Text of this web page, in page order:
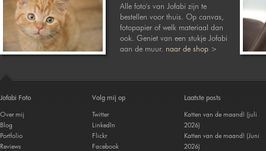
Alle foto's van Jofabi zijn te
bestellen voor thuis. Op canvas,
fotopapier of welk materiaal dan
ook. Geniet van een stukje Jofabi
aan de muur. naar de shop >
Jofabi Foto
Over mij
Blog
Portfolio
Reviews
Volg mij op
Twitter
LinkedIn
Flickr
Facebook
Laatste posts
Katten van de maand! (juli
2026)
Katten van de maand! (Juni
2026)